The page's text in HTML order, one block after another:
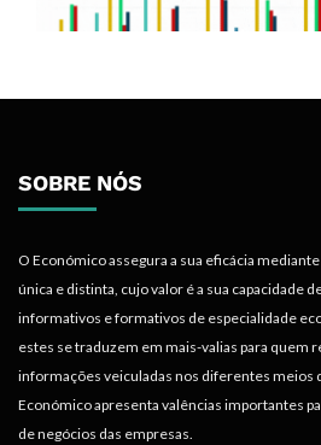
SOBRE NÓS
O Económico assegura a sua eficácia
única e distinta, cujo valor é a sua capacidade
informativos e formativos de especialidade
estes se traduzem em mais-valias para quem
informações veiculadas nos diferentes meios
Económico apresenta valências importantes
de negócios das empresas.